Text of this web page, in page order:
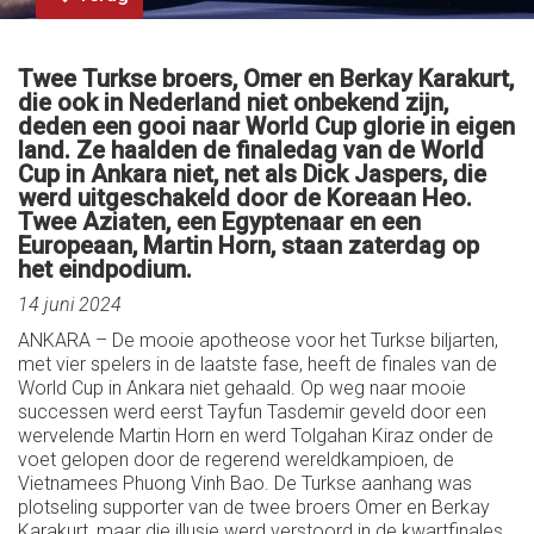
Twee Turkse broers, Omer en Berkay Karakurt,
die ook in Nederland niet onbekend zijn,
deden een gooi naar World Cup glorie in eigen
land. Ze haalden de finaledag van de World
Cup in Ankara niet, net als Dick Jaspers, die
werd uitgeschakeld door de Koreaan Heo.
Twee Aziaten, een Egyptenaar en een
Europeaan, Martin Horn, staan zaterdag op
het eindpodium.
14 juni 2024
ANKARA – De mooie apotheose voor het Turkse biljarten,
met vier spelers in de laatste fase, heeft de finales van de
World Cup in Ankara niet gehaald. Op weg naar mooie
successen werd eerst Tayfun Tasdemir geveld door een
wervelende Martin Horn en werd Tolgahan Kiraz onder de
voet gelopen door de regerend wereldkampioen, de
Vietnamees Phuong Vinh Bao. De Turkse aanhang was
plotseling supporter van de twee broers Omer en Berkay